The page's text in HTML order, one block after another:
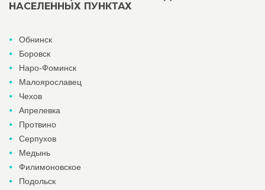
НАСЕЛЕННЫХ ПУНКТАХ
Обнинск
Боровск
Наро-Фоминск
Малоярославец
Чехов
Апрелевка
Протвино
Серпухов
Медынь
Филимоновское
Подольск